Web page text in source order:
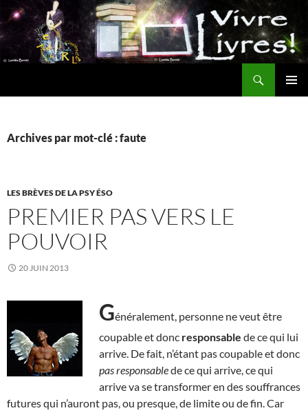
Aller
au
contenu
Archives par mot-clé : faute
LES BRÈVES DE LA PSY ÉSO
PREMIER PAS VERS LE
POUVOIR
20 JUIN 2013
Généralement, personne ne veut être
coupable et donc responsable de ce qui lui
arrive. De fait, n’étant pas coupable et donc
pas responsablede ce qui arrive, ce qui
arrive va se transformer en des souffrances
futures qui n’auront pas, ou presque, de limite ou de fin. Car